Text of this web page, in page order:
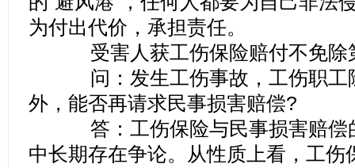
为付出代价，承担责任。
受害人获工伤保险赔付不免除
问：发生工伤事故，工伤职工
外，能否再请求民事损害赔偿?
答：工伤保险与民事损害赔偿
中长期存在争论。从性质上看，工伤